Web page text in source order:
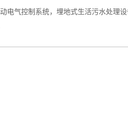
控制系统，埋地式生活污水处理设